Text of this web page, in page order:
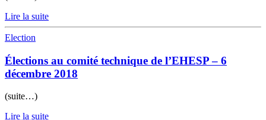
Lire la suite
Election
Élections au comité technique de l’EHESP – 6
décembre 2018
(suite…)
Lire la suite